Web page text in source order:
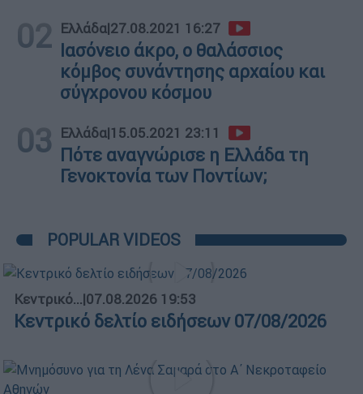
02 Ελλάδα|27.08.2021 16:27
Ιασόνειο άκρο, ο θαλάσσιος
κόμβος συνάντησης αρχαίου και
σύγχρονου κόσμου
03 Ελλάδα|15.05.2021 23:11
Πότε αναγνώρισε η Ελλάδα τη
Γενοκτονία των Ποντίων;
POPULAR VIDEOS
Κεντρικό...|07.08.2026 19:53
Κεντρικό δελτίο ειδήσεων 07/08/2026